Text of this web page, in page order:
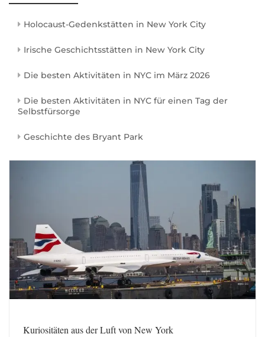
Holocaust-Gedenkstätten in New York City
Irische Geschichtsstätten in New York City
Die besten Aktivitäten in NYC im März 2026
Die besten Aktivitäten in NYC für einen Tag der
Selbstfürsorge
Geschichte des Bryant Park
Kuriositäten aus der Luft von New York